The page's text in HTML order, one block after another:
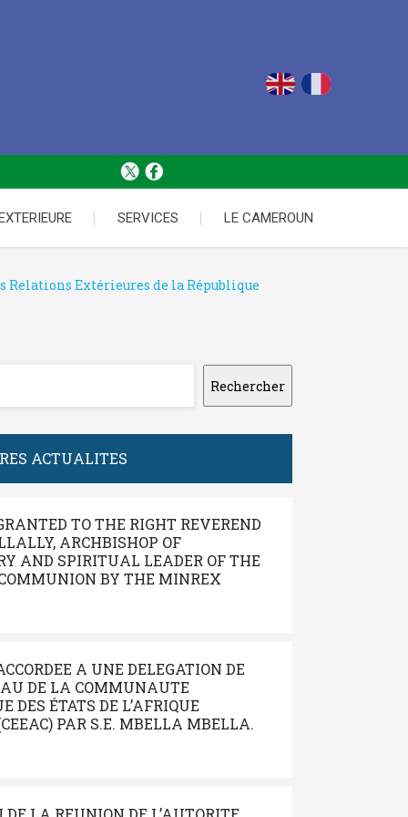
SERVICES LE CAMEROUN
Relations Extérieures de la République
Rechercher
ACTUALITES
TO THE RIGHT REVEREND
ARCHBISHOP OF
AND SPIRITUAL LEADER OF THE
BY THE MINREX
A UNE DELEGATION DE
DE LA COMMUNAUTE
DES ÉTATS DE L’AFRIQUE
PAR S.E. MBELLA MBELLA.